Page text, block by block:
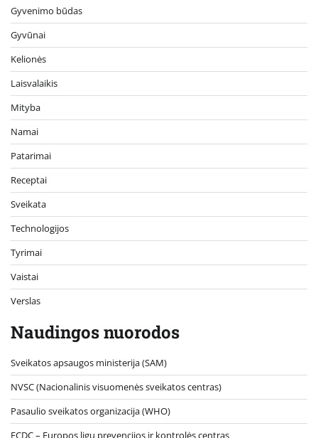
Gyvenimo būdas
Gyvūnai
Kelionės
Laisvalaikis
Mityba
Namai
Patarimai
Receptai
Sveikata
Technologijos
Tyrimai
Vaistai
Verslas
Naudingos nuorodos
Sveikatos apsaugos ministerija (SAM)
NVSC (Nacionalinis visuomenės sveikatos centras)
Pasaulio sveikatos organizacija (WHO)
ECDC – Europos ligų prevencijos ir kontrolės centras